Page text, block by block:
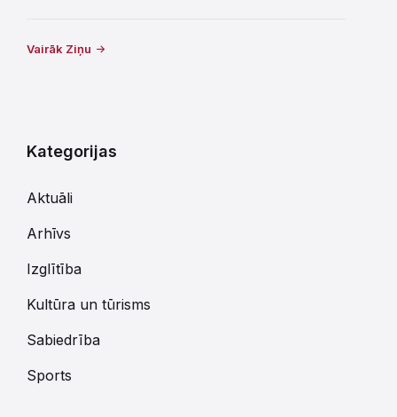
Vairāk Ziņu
Kategorijas
Aktuāli
Arhīvs
Izglītība
Kultūra un tūrisms
Sabiedrība
Sports